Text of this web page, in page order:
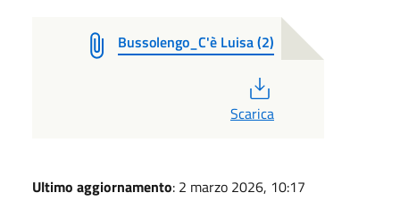
Bussolengo_C'è Luisa (2)
Scarica
Ultimo aggiornamento: 2 marzo 2026, 10:17